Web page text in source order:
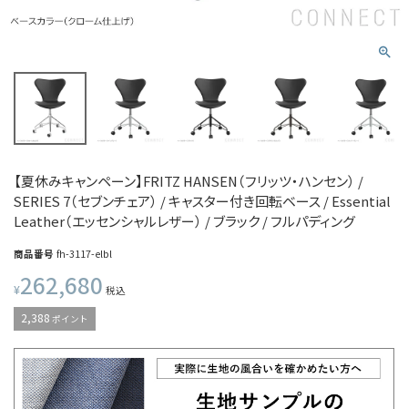
【夏休みキャンペーン】FRITZ HANSEN（フリッツ・ハンセン） /
SERIES 7（セブンチェア） / キャスター付き回転ベース / Essential
Leather（エッセンシャルレザー） / ブラック / フルパディング
商品番号 fh-3117-elbl
¥262,680 税込
2,388 ポイント